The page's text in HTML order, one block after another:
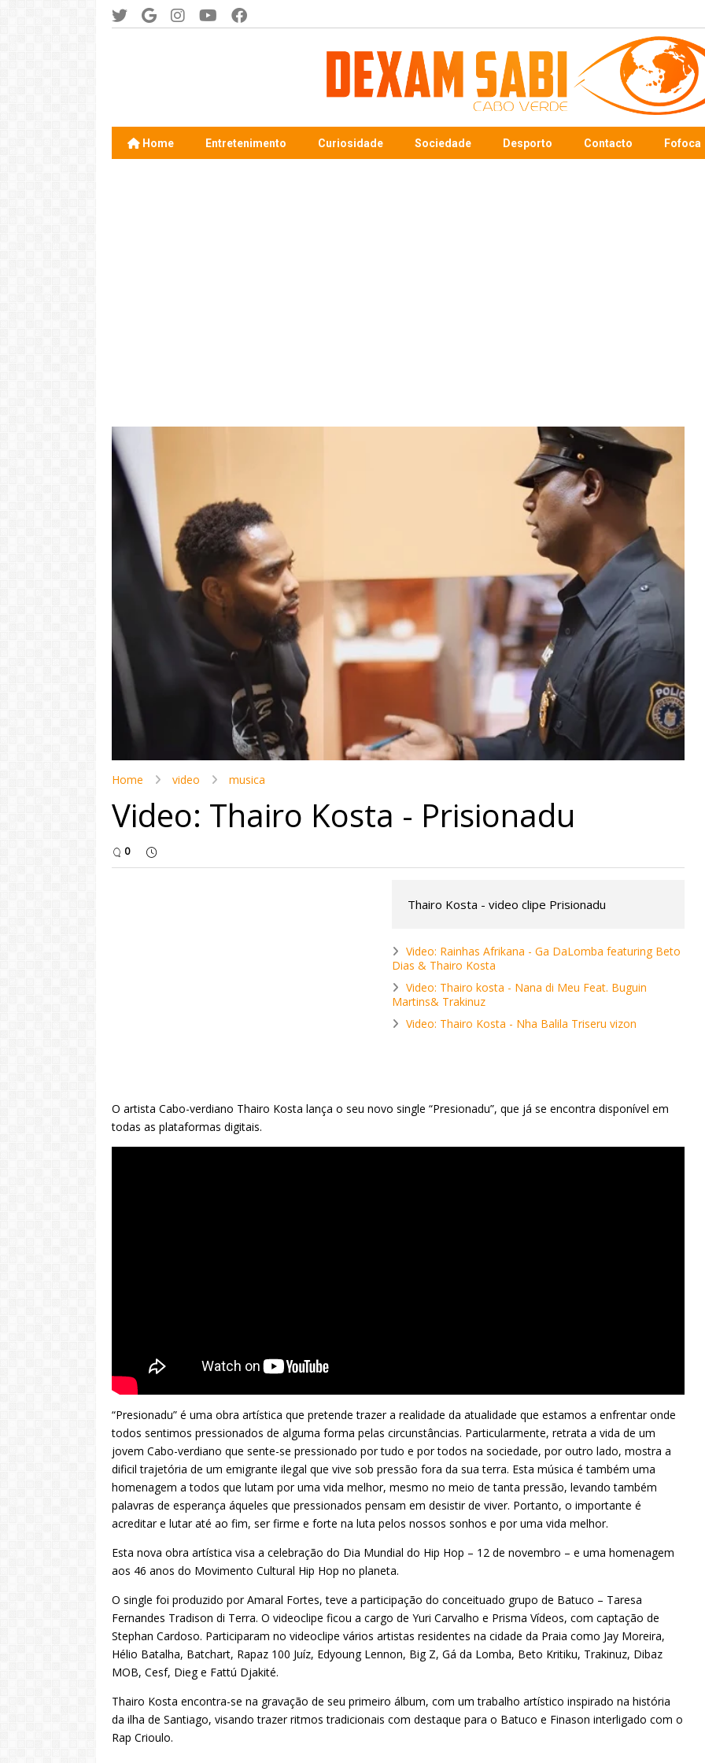
Home Entretenimento Curiosidade Sociedade Desporto Contacto Fofoca
Home video musica
Video: Thairo Kosta - Prisionadu
0
Thairo Kosta - video clipe Prisionadu
Video: Rainhas Afrikana - Ga DaLomba featuring Beto
Dias & Thairo Kosta
Video: Thairo kosta - Nana di Meu Feat. Buguin
Martins& Trakinuz
Video: Thairo Kosta - Nha Balila Triseru vizon
O artista Cabo-verdiano Thairo Kosta lança o seu novo single “Presionadu”, que já se encontra disponível em
todas as plataformas digitais.
“Presionadu” é uma obra artística que pretende trazer a realidade da atualidade que estamos a enfrentar onde
todos sentimos pressionados de alguma forma pelas circunstâncias. Particularmente, retrata a vida de um
jovem Cabo-verdiano que sente-se pressionado por tudo e por todos na sociedade, por outro lado, mostra a
dificil trajetória de um emigrante ilegal que vive sob pressão fora da sua terra. Esta música é também uma
homenagem a todos que lutam por uma vida melhor, mesmo no meio de tanta pressão, levando também
palavras de esperança áqueles que pressionados pensam em desistir de viver. Portanto, o importante é
acreditar e lutar até ao fim, ser firme e forte na luta pelos nossos sonhos e por uma vida melhor.
Esta nova obra artística visa a celebração do Dia Mundial do Hip Hop – 12 de novembro – e uma homenagem
aos 46 anos do Movimento Cultural Hip Hop no planeta.
O single foi produzido por Amaral Fortes, teve a participação do conceituado grupo de Batuco – Taresa
Fernandes Tradison di Terra. O videoclipe ficou a cargo de Yuri Carvalho e Prisma Vídeos, com captação de
Stephan Cardoso. Participaram no videoclipe vários artistas residentes na cidade da Praia como Jay Moreira,
Hélio Batalha, Batchart, Rapaz 100 Juíz, Edyoung Lennon, Big Z, Gá da Lomba, Beto Kritiku, Trakinuz, Dibaz
MOB, Cesf, Dieg e Fattú Djakité.
Thairo Kosta encontra-se na gravação de seu primeiro álbum, com um trabalho artístico inspirado na história
da ilha de Santiago, visando trazer ritmos tradicionais com destaque para o Batuco e Finason interligado com o
Rap Crioulo.
"Com 16 anos fui para cama
com o Presidente "
LER MAIS
Video: Caboverdiana konta
motivo ki fazel larga
Portugal pa volta pa Cabo
Verde
LER MAIS